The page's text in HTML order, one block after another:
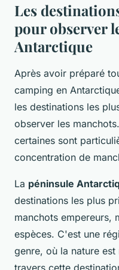
Les
pour observer
Antarctique
Après avoir préparé
camping en
les destinations les
observer les
certaines sont
concentration de
La péninsule
destinations les plus
manchots empereurs,
espèces. C'est une
genre, où la nature